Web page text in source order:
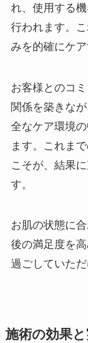
れ、使用する
行われます。
みを的確にケ
お客様とのコ
関係を築きな
全なケア環境
ます。これま
こそが、結果
す。
お肌の状態に
後の満足度を
過ごしていた
施術の効果